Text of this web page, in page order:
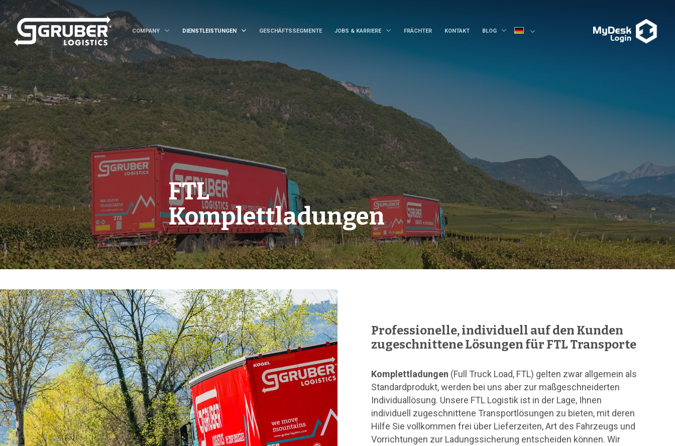
Hit enter to search or ESC to close
COMPANY DIENSTLEISTUNGEN GESCHÄFTSSEGMENTE JOBS & KARRIERE FRÄCHTER KONTAKT BLOG
FTL
Komplettladungen
Professionelle, individuell auf den Kunden
zugeschnittene Lösungen für FTL Transporte
Komplettladungen (Full Truck Load, FTL) gelten zwar allgemein als
Standardprodukt, werden bei uns aber zur maßgeschneiderten
Individuallösung. Unsere FTL Logistik ist in der Lage, Ihnen
individuell zugeschnittene Transportlösungen zu bieten, mit deren
Hilfe Sie vollkommen frei über Lieferzeiten, Art des Fahrzeugs und
Vorrichtungen zur Ladungssicherung entscheiden können. Wir